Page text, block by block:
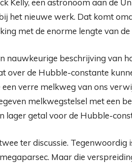
Kelly, een astronoom aan de
het nieuwe werk. Dat komt
met de enorme lengte van
nauwkeurige beschrijving van
over de Hubble-constante
verre melkweg van ons
melkwegstelsel met een
lager getal voor de Hubble-
ter discussie. Tegenwoordig
Maar die